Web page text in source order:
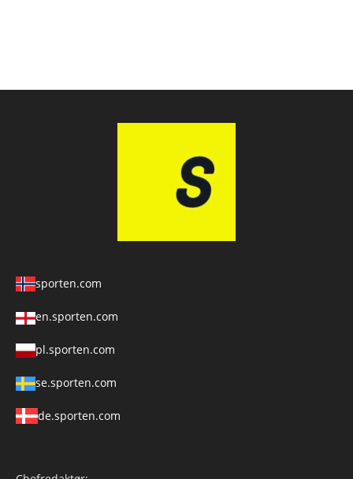
sporten.com
en.sporten.com
pl.sporten.com
se.sporten.com
de.sporten.com